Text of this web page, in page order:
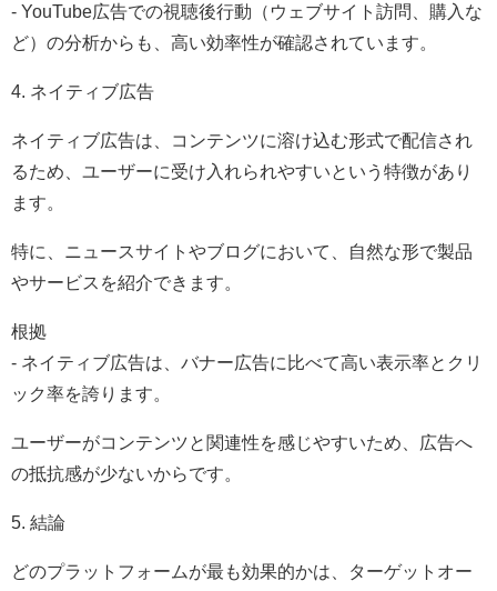
- YouTube広告での視聴後行動（ウェブサイト訪問、購入な
ど）の分析からも、高い効率性が確認されています。
4. ネイティブ広告
ネイティブ広告は、コンテンツに溶け込む形式で配信され
るため、ユーザーに受け入れられやすいという特徴があり
ます。
特に、ニュースサイトやブログにおいて、自然な形で製品
やサービスを紹介できます。
根拠
- ネイティブ広告は、バナー広告に比べて高い表示率とクリ
ック率を誇ります。
ユーザーがコンテンツと関連性を感じやすいため、広告へ
の抵抗感が少ないからです。
5. 結論
どのプラットフォームが最も効果的かは、ターゲットオー